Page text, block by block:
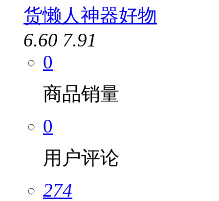
货懒人神器好物
6.60 7.91
0
商品销量
0
用户评论
274